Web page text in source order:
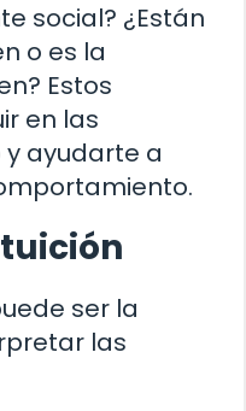
social? ¿Están
o es la
Estos
en las
ayudarte a
ser la
las